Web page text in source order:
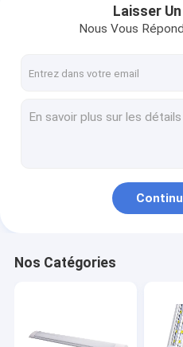
Maison
Laisser
Nous Vous
Nos Catégories